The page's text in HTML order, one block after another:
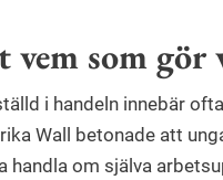
som gör
i handeln innebär
Wall betonade att
handla om själva